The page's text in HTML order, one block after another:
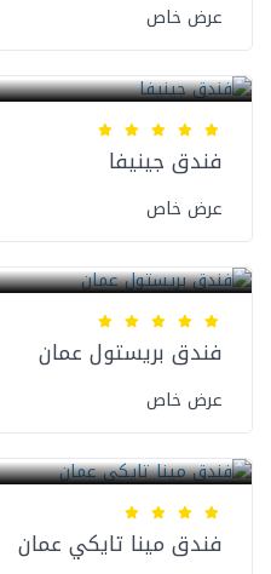
عرض خاص
فندق جينيفا
عرض خاص
فندق بريستول عمان
عرض خاص
فندق مينا تايكي عمان